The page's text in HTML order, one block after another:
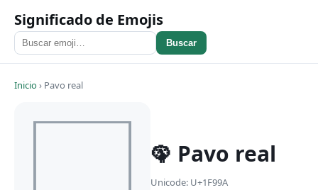
Significado de Emojis
Buscar
Inicio› Pavo real
🦚 Pavo real
Unicode: U+1F99A